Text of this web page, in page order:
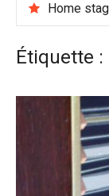
Étiquette :